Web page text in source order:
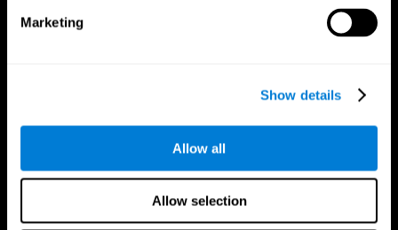
Marketing
Show details
Allow all
Allow selection